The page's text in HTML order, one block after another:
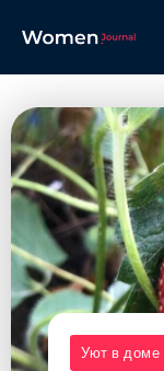
Уют в доме